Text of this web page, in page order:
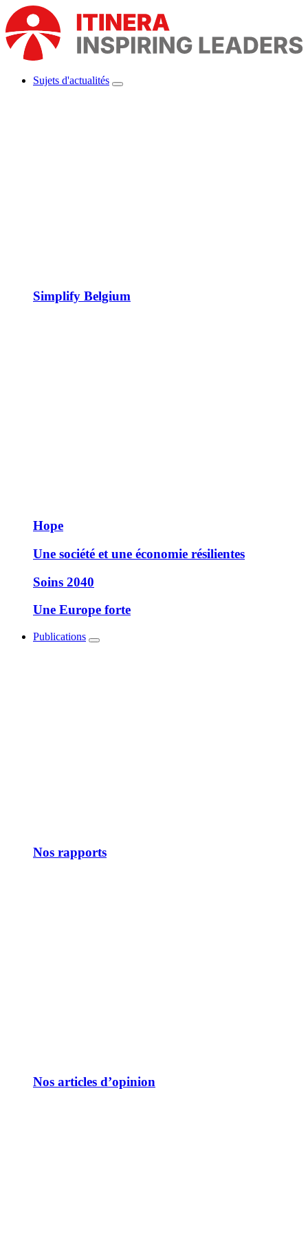
Aller
au
contenu
principal
Sujets d'actualités
Show
Simplify Belgium
Hope
Une société et une économie résilientes
Soins 2040
Une Europe forte
Publications
Show
Nos rapports
Nos articles d’opinion